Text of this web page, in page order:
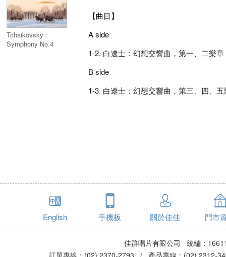
Tchaikovsky :
Symphony No.4
【曲目】
A side
1-2. 白遼士：幻想交響曲，第一、二樂章
B side
1-3. 白遼士：幻想交響曲，第三、四、
English 手機板 關於佳佳 門市
佳群唱片有限公司 統編：
訂單專線：(02) 2370-2793 / 產品專線：(02)